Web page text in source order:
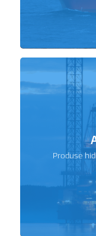
Produse